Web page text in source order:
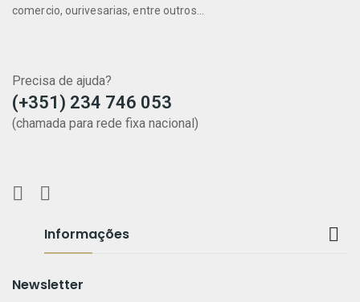
comercio, ourivesarias, entre outros...
Precisa de ajuda?
(+351) 234 746 053
(chamada para rede fixa nacional)
Informações 
Newsletter